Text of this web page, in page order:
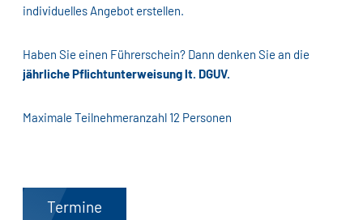
individuelles Angebot erstellen.
Haben Sie einen Führerschein? Dann denken Sie an die
jährliche Pflichtunterweisung lt. DGUV.
Maximale Teilnehmeranzahl 12 Personen
Termine